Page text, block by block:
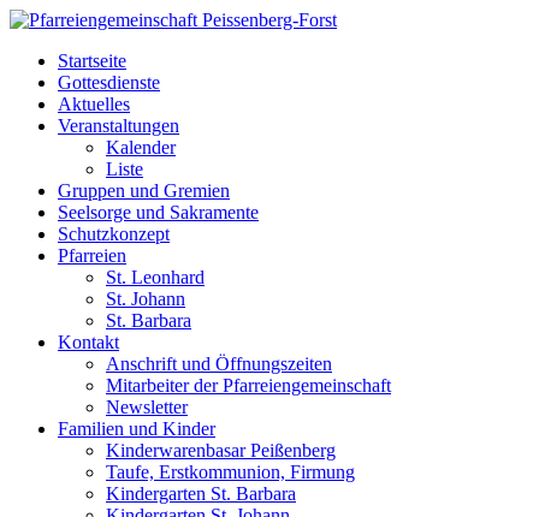
Startseite
Gottesdienste
Aktuelles
Veranstaltungen
Kalender
Liste
Gruppen und Gremien
Seelsorge und Sakramente
Schutzkonzept
Pfarreien
St. Leonhard
St. Johann
St. Barbara
Kontakt
Anschrift und Öffnungszeiten
Mitarbeiter der Pfarreiengemeinschaft
Newsletter
Familien und Kinder
Kinderwarenbasar Peißenberg
Taufe, Erstkommunion, Firmung
Kindergarten St. Barbara